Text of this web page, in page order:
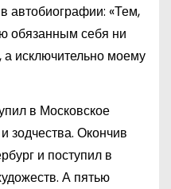
автобиографии: «Тем,
обязанным себя ни
исключительно моему
в Московское
зодчества. Окончив
и поступил в
А пятью